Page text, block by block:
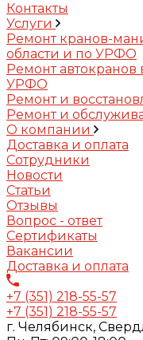
Контакты
Услуги
Ремонт кранов-
области и по УРФО
Ремонт
УРФО
Ремонт и
Ремонт и
О компании
Доставка и оплата
Сотрудники
Новости
Статьи
Отзывы
Вопрос - ответ
Сертификаты
Вакансии
Доставка и оплата
+7 (351) 218-55-57
+7 (351) 218-55-57
г. Челябинск,